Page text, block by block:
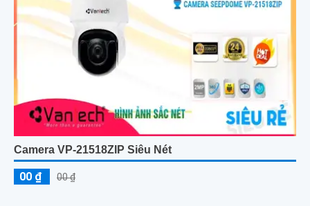
Camera VP-21518ZIP Siêu Nét
00 ₫ 00 ₫